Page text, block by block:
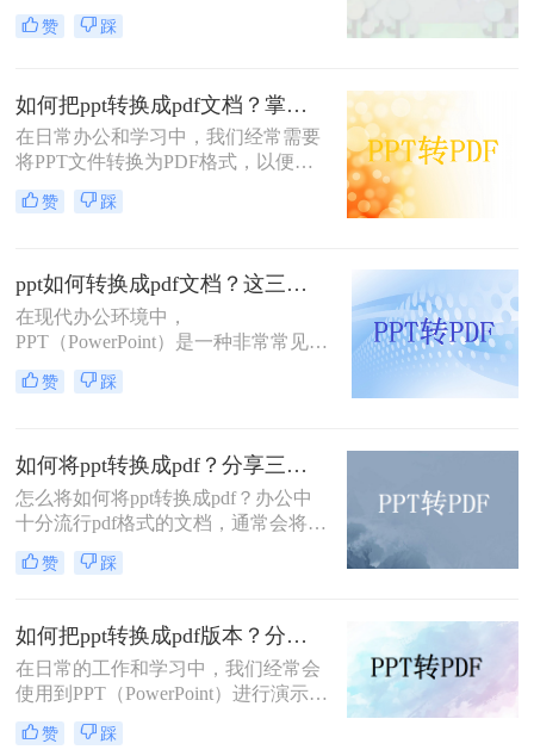
于分享、查阅或归档。PDF格式具有
跨平台、不易被篡改、保持文档原样
详细介绍几种将PPT转换成PDF的方
法。
赞 踩
如何把ppt转换成pdf文档？掌握这3个方法，工作效率直接翻倍！
在日常办公和学习中，我们经常需要
将PPT文件转换为PDF格式，以便更
方便地分享、查看和打印。那么如何
把PPT转换成PDF文档呢？本文将介
赞 踩
ppt如何转换成pdf文档？这三种转换方法超实用！
在现代办公环境中，
PPT（PowerPoint）是一种非常常见的
文件格式，被广泛用于展示和演示。
然而，有时我们可能需要将PPT文件
传递信息。本文将详细介绍PPT如何
转换成PDF文档，为您呈现一篇详尽
的操作指南。
赞 踩
如何将ppt转换成pdf？分享三种方法，1分钟轻松解决！
怎么将如何将ppt转换成pdf？办公中
十分流行pdf格式的文档，通常会将一
些制作好的其他格式文档转换成pdf的
格式，其中就有ppt，只要还是因为
人修改你的文档，那么转成pdf是个不
错的方法，那么如何ppt转pdf呢？
赞 踩
如何把ppt转换成pdf版本？分享四个高效转换方法！
在日常的工作和学习中，我们经常会
使用到PPT（PowerPoint）进行演示和
报告。然而，有时我们可能需要将
PPT文件转换成PDF版本，以便于在
赞 踩